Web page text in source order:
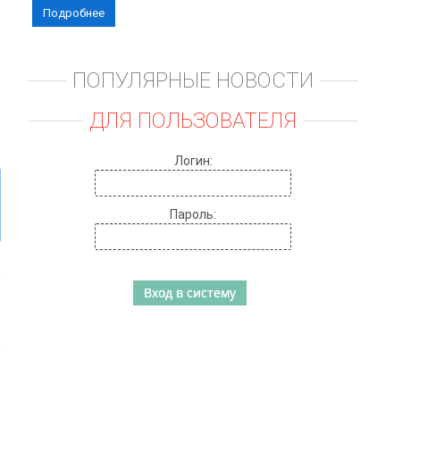
Подробнее
ПОПУЛЯРНЫЕ НОВОСТИ
ДЛЯ ПОЛЬЗОВАТЕЛЯ
Логин:
Пароль: